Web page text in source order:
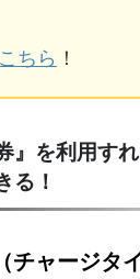
こちら ！
』を利用す
る！
ャージタイ